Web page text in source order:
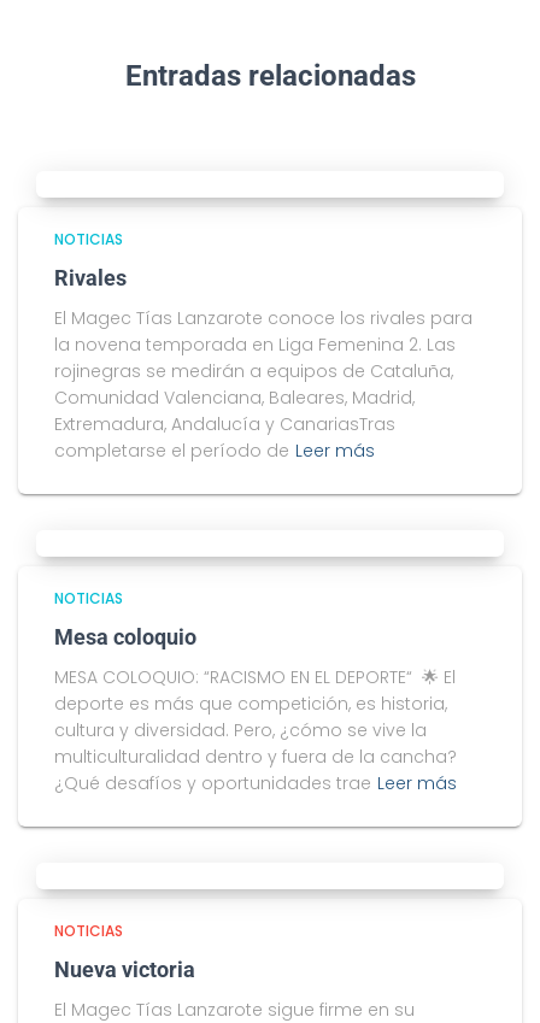
Entradas relacionadas
NOTICIAS
Rivales
El Magec Tías Lanzarote conoce los rivales para
la novena temporada en Liga Femenina 2. Las
rojinegras se medirán a equipos de Cataluña,
Comunidad Valenciana, Baleares, Madrid,
Extremadura, Andalucía y CanariasTras
completarse el período de Leer más
NOTICIAS
Mesa coloquio
MESA COLOQUIO: “RACISMO EN EL DEPORTE“ 🌟 El
deporte es más que competición, es historia,
cultura y diversidad. Pero, ¿cómo se vive la
multiculturalidad dentro y fuera de la cancha?
¿Qué desafíos y oportunidades trae Leer más
NOTICIAS
Nueva victoria
El Magec Tías Lanzarote sigue firme en su